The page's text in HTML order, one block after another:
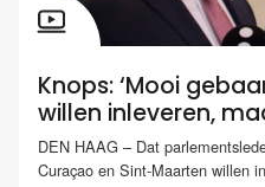
Knops: ‘Mooi
willen inleveren,
DEN HAAG – Dat
Curaçao en Sint-Maarten willen